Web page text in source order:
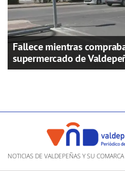
Fallece mientras
supermercado de
NOTICIAS DE VALDEPEÑAS Y SU COMARCA